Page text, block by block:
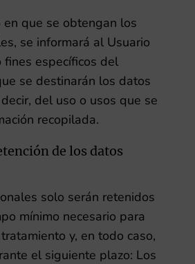
en que se obtengan los
se informará al Usuario
fines específicos del
se destinarán los datos
del uso o usos que se
recopilada.
de los datos
solo serán retenidos
mínimo necesario para
y, en todo caso,
el siguiente plazo: Los